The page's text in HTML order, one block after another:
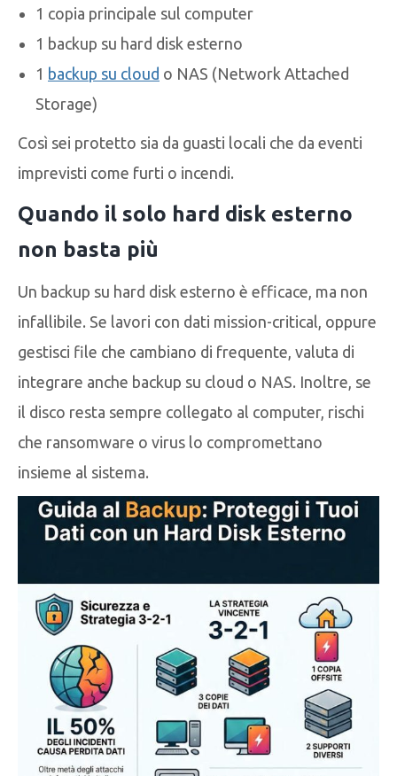
1 copia principale sul computer
1 backup su hard disk esterno
1 backup su cloud o NAS (Network Attached
Storage)
Così sei protetto sia da guasti locali che da eventi
imprevisti come furti o incendi.
Quando il solo hard disk esterno
non basta più
Un backup su hard disk esterno è efficace, ma non
infallibile. Se lavori con dati mission-critical, oppure
gestisci file che cambiano di frequente, valuta di
integrare anche backup su cloud o NAS. Inoltre, se
il disco resta sempre collegato al computer, rischi
che ransomware o virus lo compromettano
insieme al sistema.